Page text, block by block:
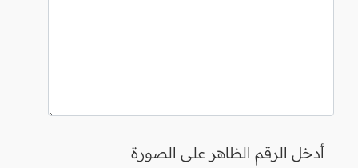
أدخل الرقم الظاهر على الصورة